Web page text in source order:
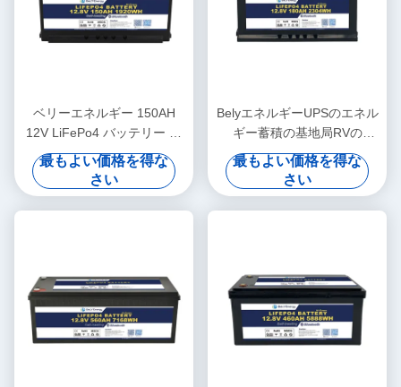
ベリーエネルギー 150AH
12V LiFePo4 バッテリー ブ
ルーツと自己加熱
最もよい価格を得な
さい
BelyエネルギーUPSのエネル
ギー蓄積の基地局RVの
Bluetoothのための最も最近
の設計12V 180AH電池
最もよい価格を得な
さい